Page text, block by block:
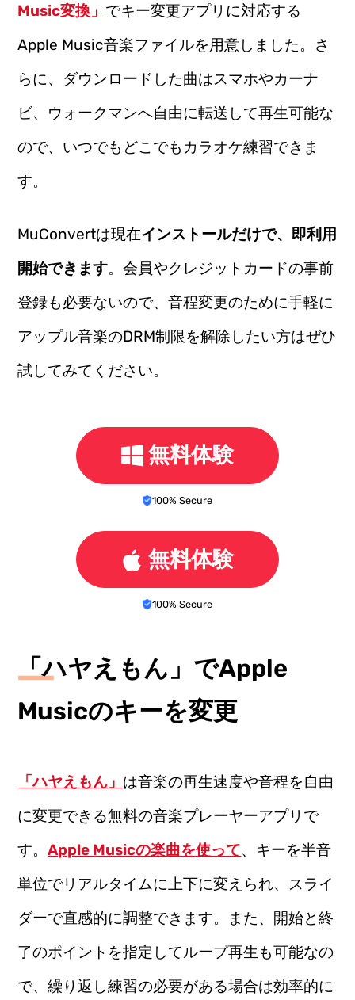
Music変換」 でキー変更アプリに対応する
Apple Music音楽ファイルを用意しました。さ
らに、ダウンロードした曲はスマホやカーナ
ビ、ウォークマンへ自由に転送して再生可能な
ので、いつでもどこでもカラオケ練習できま
す。
MuConvertは現在インストールだけで、即利用
開始できます。会員やクレジットカードの事前
登録も必要ないので、音程変更のために手軽に
アップル音楽のDRM制限を解除したい方はぜひ
試してみてください。
無料体験
100% Secure
無料体験
100% Secure
「ハヤえもん」でApple
Musicのキーを変更
「ハヤえもん」 は音楽の再生速度や音程を自由
に変更できる無料の音楽プレーヤーアプリで
す。Apple Musicの楽曲を使って、キーを半音
単位でリアルタイムに上下に変えられ、スライ
ダーで直感的に調整できます。また、開始と終
了のポイントを指定してループ再生も可能なの
で、繰り返し練習の必要がある場合は効率的に